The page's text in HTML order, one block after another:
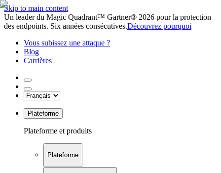
Skip to main content
Un leader du Magic Quadrant™ Gartner® 2026 pour la protection
des endpoints. Six années consécutives.Découvrez pourquoi
Vous subissez une attaque ?
Blog
Carrières
Plateforme
Plateforme et produits
Plateforme